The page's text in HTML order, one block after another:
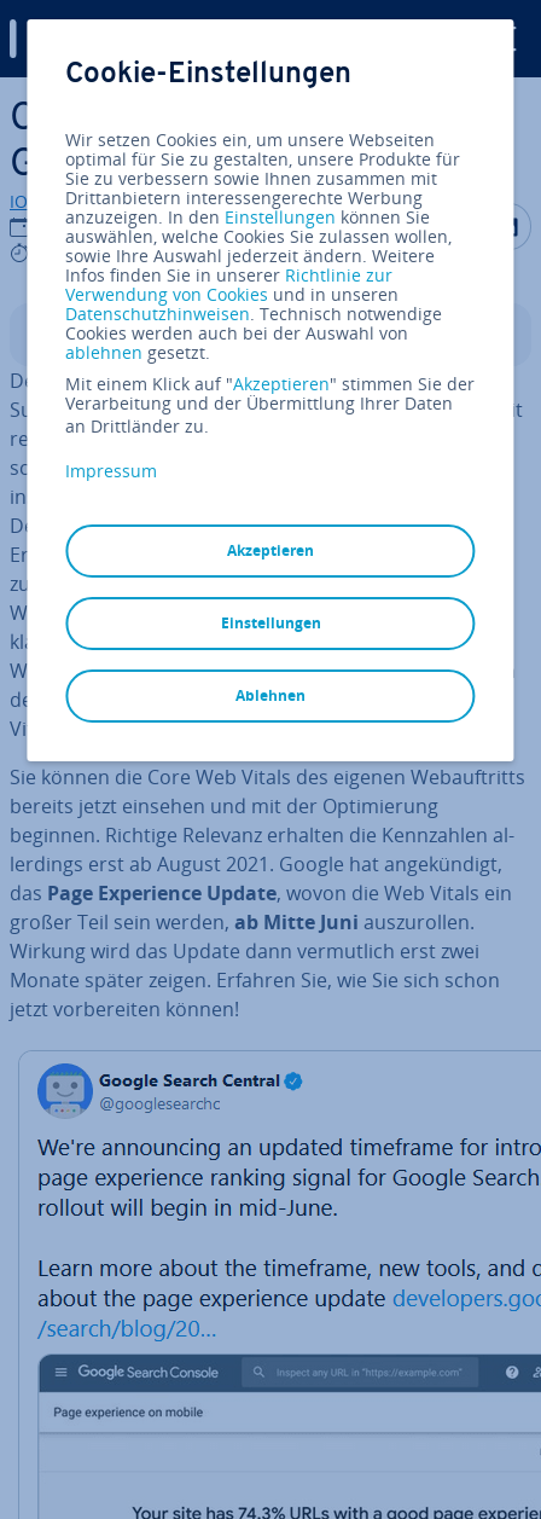
Zum Haupt­in­halt springen
Core Web Vitals: Was bringen
Googles Kenn­zah­len?
IONOS Redaktion
12.01.2022
9 mins
Auf Auf
In­halts­ver­zeich­nis
Der be­kann­tes­te Such­ma­schi­nen­dienst versucht seine
Such­ergeb­nis­se für Nutzer stetig zu ver­bes­sern, u. a. mit
re­gel­mä­ßi­genGoogle-Updates
schnell an In­for­ma­tio­nen kommen als auch ein
insgesamt positives Erlebnis auf Websites haben.
Deshalb un­ter­stützt Google Admins und Content-
Ersteller für bessere Websites. Eine solche Maßnahme
zur Ver­bes­se­rung der Web­in­hal­te hat Google mit den
Web Vitals an­ge­sto­ßen:ein­heit­li­che Kenn­zah­lenfür
klare Aussagen über die tech­ni­sche Qualität einer
Website. Wenn Sie selbst eine Website betreiben und in
den SERPs nicht un­ter­ge­hen wollten, sollten die Web
Vitals Teil Ihrer SEO-Strategie sein.
Sie können die Core Web Vitals des eigenen Web­auf­tritts
bereits jetzt einsehen und mit der Op­ti­mie­rung
beginnen. Richtige Relevanz erhalten die Kenn­zah­len al­
ler­dings erst ab August 2021. Google hat an­ge­kün­digt,
das Page Ex­pe­ri­ence Update, wovon die Web Vitals ein
großer Teil sein werden, ab Mitte Juni aus­zu­rol­len.
Wirkung wird das Update dann ver­mut­lich erst zwei
Monate später zeigen. Erfahren Sie, wie Sie sich schon
jetzt vor­be­rei­ten können!
Cookie-Einstellungen
Wir setzen Cookies ein, um unsere Webseiten
optimal für Sie zu gestalten, unsere Produkte für
Sie zu verbessern sowie Ihnen zusammen mit
Drittanbietern interessengerechte Werbung
anzuzeigen. In den Einstellungen können Sie
auswählen, welche Cookies Sie zulassen wollen,
sowie Ihre Auswahl jederzeit ändern. Weitere
Infos finden Sie in unserer Richtlinie zur
Verwendung von Cookies und in unseren
Datenschutzhinweisen. Technisch notwendige
Cookies werden auch bei der Auswahl von
ablehnen gesetzt.
Mit einem Klick auf "Akzeptieren" stimmen Sie der
Verarbeitung und der Übermittlung Ihrer Daten
an Drittländer zu.
Impressum
Akzeptieren
Ablehnen
Einstellungen